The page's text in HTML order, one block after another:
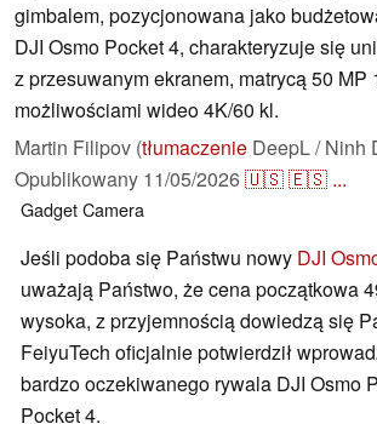
gimbalem, pozycjonowana jako
DJI Osmo Pocket 4, charakteryzuje się
z przesuwanym ekranem, matrycą 50 MP
możliwościami wideo 4K/60 kl.
Martin Filipov (tłumaczenie DeepL / Ninh
Opublikowany 11/05/2026🇺🇸🇪🇸 ...
GadgetCamera
Jeśli podoba się Państwu nowy DJI
uważają Państwo, że cena początkowa
wysoka, z przyjemnością dowiedzą się
FeiyuTech oficjalnie potwierdził
bardzo oczekiwanego rywala DJI Osmo
Pocket 4.